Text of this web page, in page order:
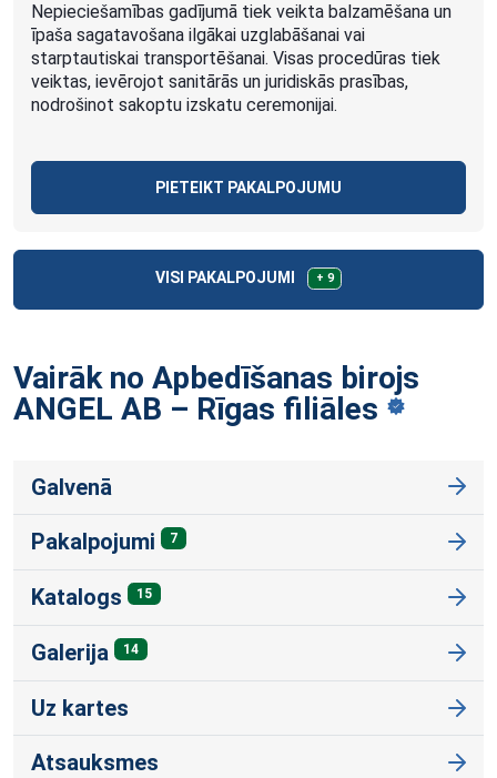
Nepieciešamības gadījumā tiek veikta balzamēšana un
īpaša sagatavošana ilgākai uzglabāšanai vai
starptautiskai transportēšanai. Visas procedūras tiek
veiktas, ievērojot sanitārās un juridiskās prasības,
nodrošinot sakoptu izskatu ceremonijai.
PIETEIKT PAKALPOJUMU
VISI PAKALPOJUMI + 9
Vairāk no Apbedīšanas birojs
ANGEL AB – Rīgas filiāles
Galvenā
Pakalpojumi 7
Katalogs 15
Galerija 14
Uz kartes
Atsauksmes